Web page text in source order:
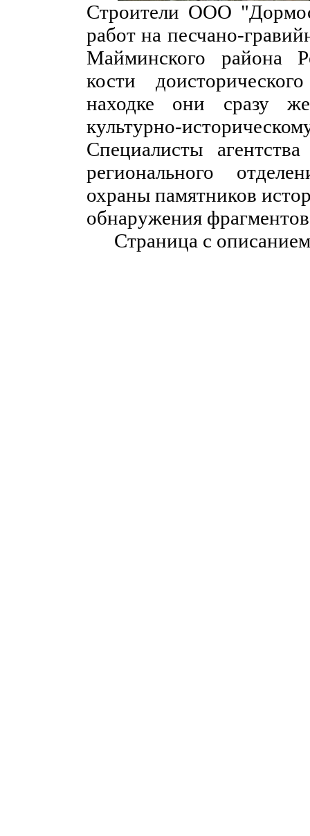
Строители ООО
работ на песчано-
Майминского района
кости
находке они сразу
культурно-
Специалисты
регионального
охраны памятников
обнаружения
Страница с